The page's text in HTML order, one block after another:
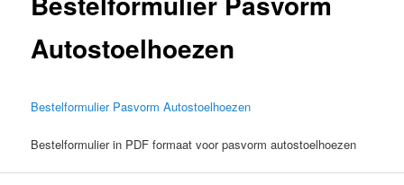
Autostoelhoezen
Bestelformulier Pasvorm Autostoelhoezen
Bestelformulier in PDF formaat voor pasvorm autostoelhoezen